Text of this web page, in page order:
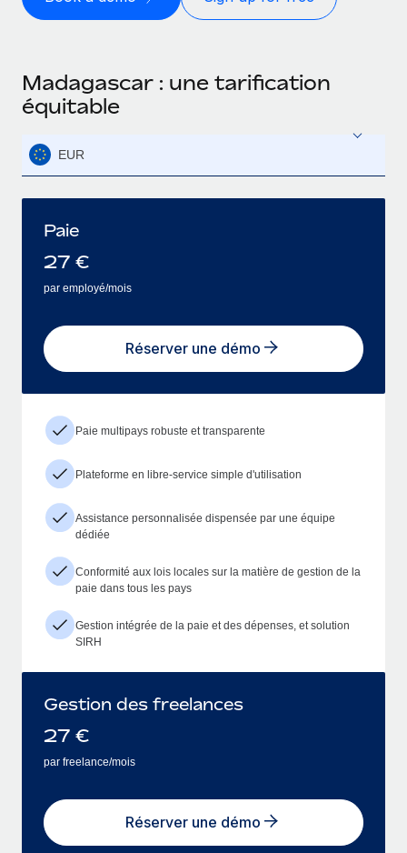
Madagascar : une tarification
équitable
EUR
Paie
27 €
par employé/mois
Réserver une démo
Paie multipays robuste et transparente
Plateforme en libre-service simple d'utilisation
Assistance personnalisée dispensée par une équipe
dédiée
Conformité aux lois locales sur la matière de gestion de la
paie dans tous les pays
Gestion intégrée de la paie et des dépenses, et solution
SIRH
Gestion des freelances
27 €
par freelance/mois
Réserver une démo